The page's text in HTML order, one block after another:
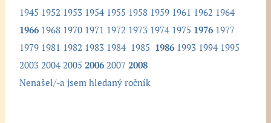
1945 1952 1953 1954 1955 1958 1959 1961 1962 1964
1966 1968 1970 1971 1972 1973 1974 1975 1976 1977
1979 1981 1982 1983 1984 1985 1986 1993 1994 1995
2003 2004 2005 2006 2007 2008
Nenašel/-a jsem hledaný ročník